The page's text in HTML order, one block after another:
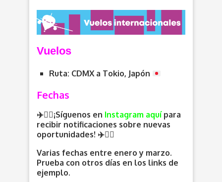
Vuelos
Ruta: CDMX a Tokio, Japón
Fechas
✈️🏃‍♂️¡Síguenos en Instagram aquí para
recibir notificaciones sobre nuevas
oportunidades! ✈️🏃‍♀️
Varias fechas entre enero y marzo.
Prueba con otros días en los links de
ejemplo.